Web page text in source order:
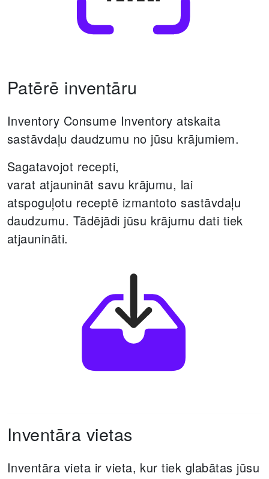
Patērē inventāru
Inventory Consume Inventory atskaita
sastāvdaļu daudzumu no jūsu krājumiem.
Sagatavojot recepti,
varat atjaunināt savu krājumu, lai
atspoguļotu receptē izmantoto sastāvdaļu
daudzumu. Tādējādi jūsu krājumu dati tiek
atjaunināti.
Inventāra vietas
Inventāra vieta ir vieta, kur tiek glabātas jūsu